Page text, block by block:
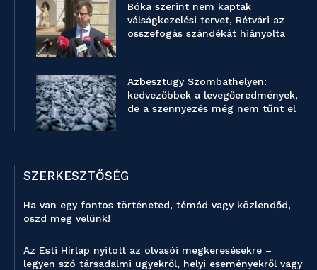
Bóka szerint nem kaptak
válságkezelési tervet, Rétvári az
összefogás szándékát hiányolta
Azbesztügy Szombathelyen:
kedvezőbbek a levegőeredmények,
de a szennyezés még nem tűnt el
SZERKESZTŐSÉG
Ha van egy fontos történeted, témád vagy közlendőd,
oszd meg velünk!
Az Esti Hírlap nyitott az olvasói megkeresésekre –
legyen szó társadalmi ügyekről, helyi eseményekről vagy